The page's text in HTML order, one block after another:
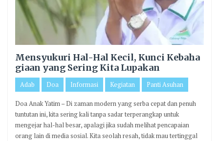
Mensyukuri Hal-Hal Kecil, Kunci Kebaha
giaan yang Sering Kita Lupakan
Adab Doa Informasi Kegiatan Panti Asuhan
Doa Anak Yatim – Di zaman modern yang serba cepat dan penuh
tuntutan ini, kita sering kali tanpa sadar terperangkap untuk
mengejar hal-hal besar, apalagi jika sudah melihat pencapaian
orang lain di media sosial. Kita seolah resah, tidak mau tertinggal